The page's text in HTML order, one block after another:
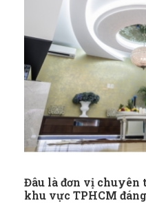
Đâu là đơn vị chuyên
khu vực